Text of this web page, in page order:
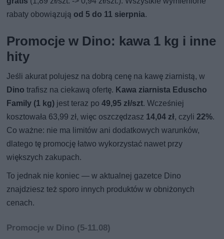
rabaty obowiązują od 5 do 11 sierpnia.
Promocje w Dino: kawa 1 kg i inne
hity
Jeśli akurat polujesz na dobrą cenę na kawę ziarnistą, w
Dino trafisz na ciekawą ofertę. Kawa ziarnista Eduscho
Family (1 kg) jest teraz po49,95 zł/szt. Wcześniej
kosztowała 63,99 zł, więc oszczędzasz 14,04 zł, czyli22%.
Co ważne: nie ma limitów ani dodatkowych warunków,
dlatego tę promocję łatwo wykorzystać nawet przy
większych zakupach.
To jednak nie koniec — w aktualnej gazetce Dino
znajdziesz też sporo innych produktów w obniżonych
cenach.
Promocje w Dino (5-11.08)